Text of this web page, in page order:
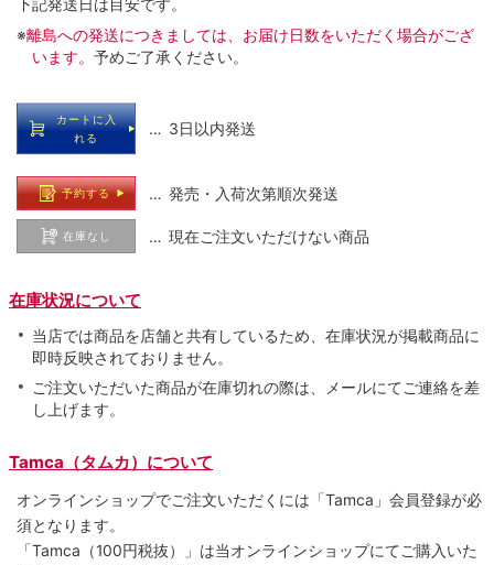
下記発送日は目安です。
※離島への発送につきましては、お届け日数をいただく場合がござ
います。 予めご了承ください。
カートに入
れる
… 3日以内発送
予約する … 発売・入荷次第順次発送
在庫なし … 現在ご注文いただけない商品
在庫状況について
当店では商品を店舗と共有しているため、在庫状況が掲載商品に
即時反映されておりません。
ご注文いただいた商品が在庫切れの際は、メールにてご連絡を差
し上げます。
Tamca（タムカ）について
オンラインショップでご注⽂いただくには「Tamca」会員登録が必
須となります。
「Tamca （100円税抜）
」は当オンラインショップにてご購⼊いた